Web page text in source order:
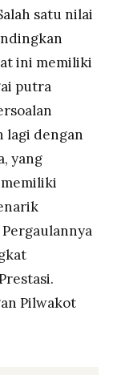
satu nilai
ini memiliki
putra
lagi dengan
yang
Pilwakot